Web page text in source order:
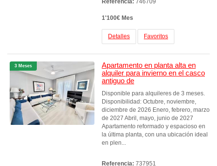
1'100€ Mes
Detalles Favoritos
3 Meses
Apartamento en planta alta en
alquiler para invierno en el casco
antiguo de
Disponible para alquileres de 3 meses.
Disponibilidad: Octubre, noviembre,
diciembre de 2026 Enero, febrero, marzo
de 2027 Abril, mayo, junio de 2027
Apartamento reformado y espacioso en
la última planta, con una ubicación ideal
en plen...
Referencia: 737951